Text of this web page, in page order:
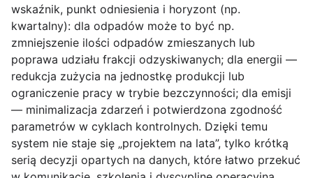
wskaźnik, punkt odniesienia i horyzont (np.
kwartalny): dla odpadów może to być np.
zmniejszenie ilości odpadów zmieszanych lub
poprawa udziału frakcji odzyskiwanych; dla energii —
redukcja zużycia na jednostkę produkcji lub
ograniczenie pracy w trybie bezczynności; dla emisji
— minimalizacja zdarzeń i potwierdzona zgodność
parametrów w cyklach kontrolnych. Dzięki temu
system nie staje się „projektem na lata”, tylko krótką
serią decyzji opartych na danych, które łatwo przekuć